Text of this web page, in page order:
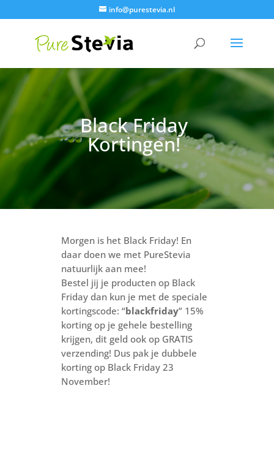
info@purestevia.nl
Black Friday
Kortingen!
Morgen is het Black Friday! En
daar doen we met PureStevia
natuurlijk aan mee!
Bestel jij je producten op Black
Friday dan kun je met de speciale
kortingscode: “blackfriday” 15%
korting op je gehele bestelling
krijgen, dit geld ook op GRATIS
verzending! Dus pak je dubbele
korting op Black Friday 23
November!